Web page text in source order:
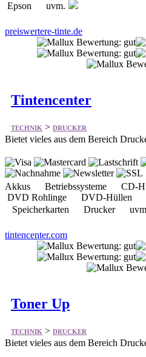
Epson uvm.
preiswertere-tinte.de
Tintencenter
TECHNIK > DRUCKER
Bietet vieles aus dem Bereich
Akkus Betriebssysteme CD-
DVD Rohlinge DVD-Hüllen
Speicherkarten Drucker
tintencenter.com
Toner Up
TECHNIK > DRUCKER
Bietet vieles aus dem Bereich